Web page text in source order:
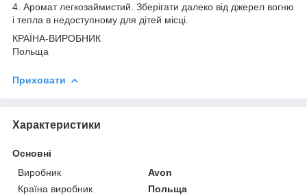
4. Аромат легкозаймистий. Зберігати далеко від джерел вогню
і тепла в недоступному для дітей місці.
КРАЇНА-ВИРОБНИК
Польща
Приховати
Характеристики
Основні
Виробник
Avon
Країна виробник
Польща